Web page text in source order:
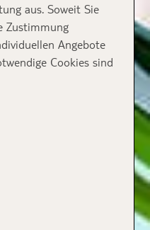
aus. Soweit Sie
Zustimmung
Angebote
Cookies sind